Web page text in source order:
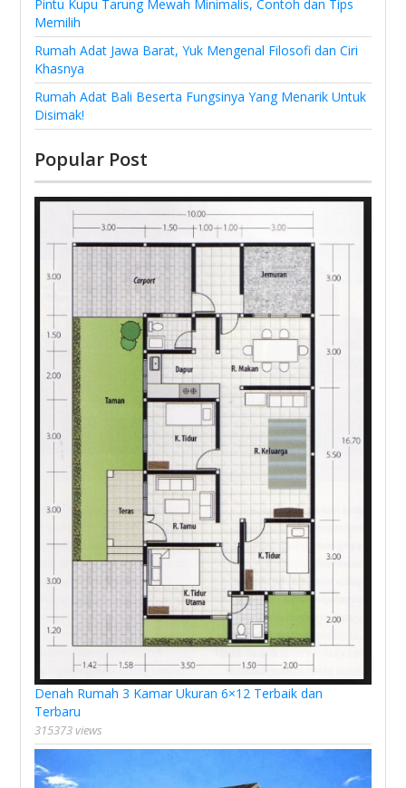
Pintu Kupu Tarung Mewah Minimalis, Contoh dan Tips
Memilih
Rumah Adat Jawa Barat, Yuk Mengenal Filosofi dan Ciri
Khasnya
Rumah Adat Bali Beserta Fungsinya Yang Menarik Untuk
Disimak!
Popular Post
Denah Rumah 3 Kamar Ukuran 6×12 Terbaik dan
Terbaru
315373 views